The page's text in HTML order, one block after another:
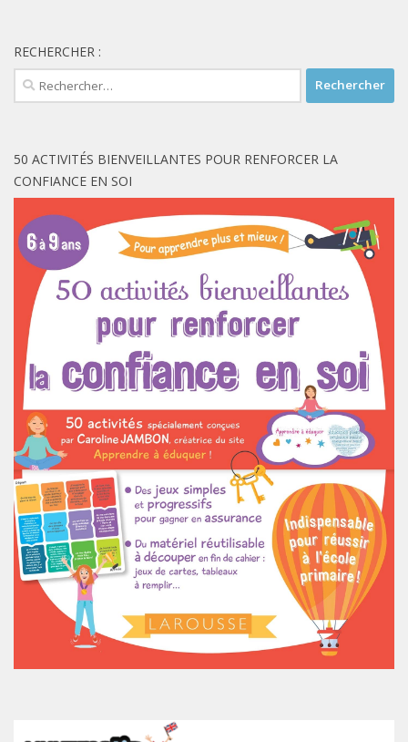
RECHERCHER :
Rechercher :
50 ACTIVITÉS BIENVEILLANTES POUR RENFORCER LA
CONFIANCE EN SOI